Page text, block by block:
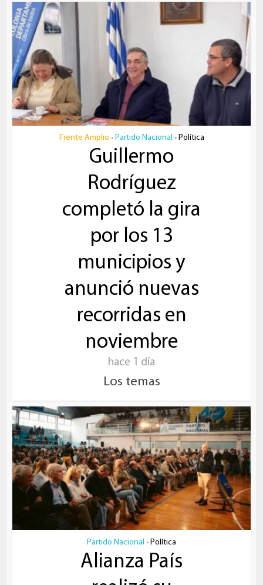
Frente Amplio • Partido Nacional • Política
Guillermo
Rodríguez
completó la gira
por los 13
municipios y
anunció nuevas
recorridas en
noviembre
hace 1 día
Los temas
Partido Nacional • Política
Alianza País